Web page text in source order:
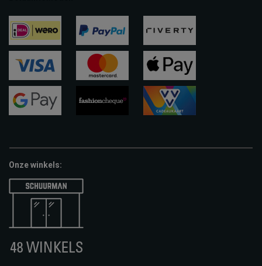
ideal paypal riverty
visa
apple-
pay
Onze winkels: